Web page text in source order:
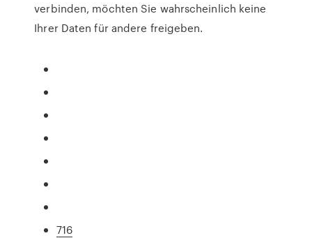
verbinden, möchten Sie wahrscheinlich keine
Ihrer Daten für andere freigeben.
716